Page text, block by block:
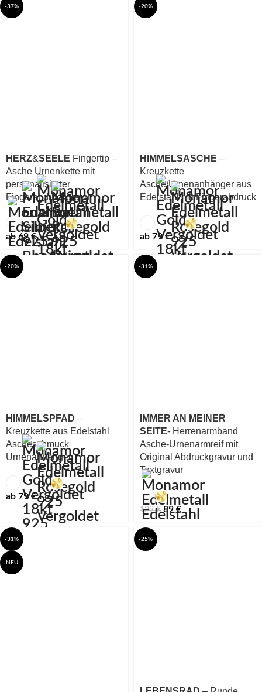
-37%
HERZ&SEELE Fingertip –
Asche Urnenkette mit
personalisierter
Fingerabdruckgravur
ab 69€
-20%
HIMMELSASCHE –
Kreuzkette
Asche/Urnenanhänger aus
Edelstahl mit Fingerabdruck
ab 79€
-20%
HIMMELSPFAD –
Kreuzkette aus Edelstahl
Ascheschmuck
Urnenanhänger
ab 79€
-31%
IMMER AN MEINER
SEITE- Herrenarmband
Asche-Urnenarmreif mit
Original Abdruckgravur und
Textgravur
129€ 89 €
-31%
NEU
-25%